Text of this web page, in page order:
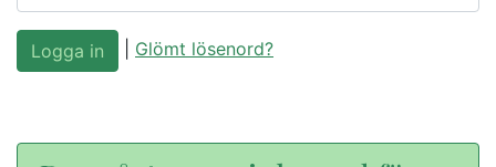
Glömt lösenord?